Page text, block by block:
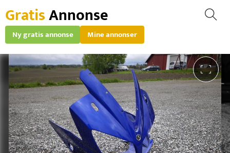
GratisAnnonse
Ny gratis annonse Mine annonser